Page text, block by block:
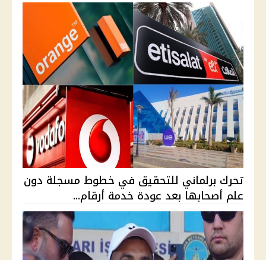
تحرك برلماني للتحقيق في خطوط مسجلة دون
علم أصحابها بعد عودة خدمة أرقام...